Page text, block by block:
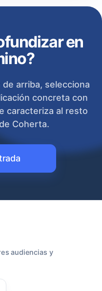
en
arriba, selecciona
concreta con
caracteriza al resto
Coherta.
audiencias y